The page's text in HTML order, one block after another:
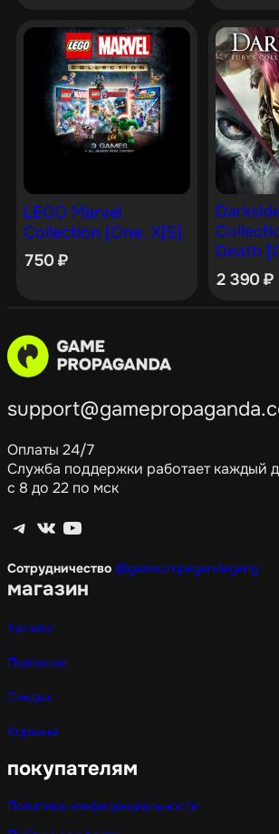
LEGO Marvel
Collection [One, X|S]
750₽
Death
2 390₽
Оплаты 24/7
Служба поддержки работает каждый
с 8 до 22 по мск
Telegram ВКонтакте YouTube
Сотрудничество @gamepropagandagang
магазин
Каталог
Подписки
Скидки
Корзина
покупателям
Политика конфиденциальности